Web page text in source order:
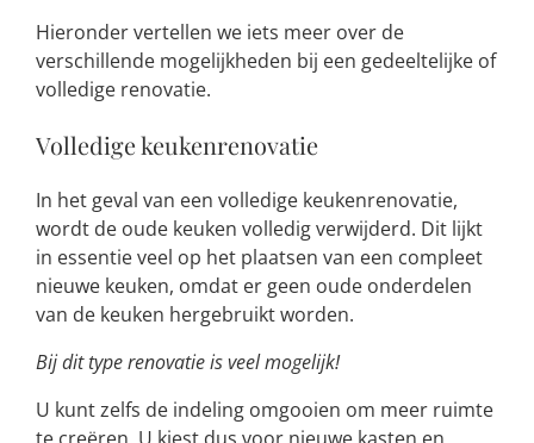
Hieronder vertellen we iets meer over de
verschillende mogelijkheden bij een gedeeltelijke of
volledige renovatie.
Volledige keukenrenovatie
In het geval van een volledige keukenrenovatie,
wordt de oude keuken volledig verwijderd. Dit lijkt
in essentie veel op het plaatsen van een compleet
nieuwe keuken, omdat er geen oude onderdelen
van de keuken hergebruikt worden.
Bij dit type renovatie is veel mogelijk!
U kunt zelfs de indeling omgooien om meer ruimte